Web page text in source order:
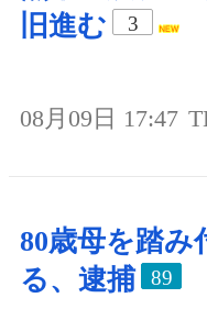
旧進む
3
08月09日 17:47
80歳母を踏み
る、逮捕
89